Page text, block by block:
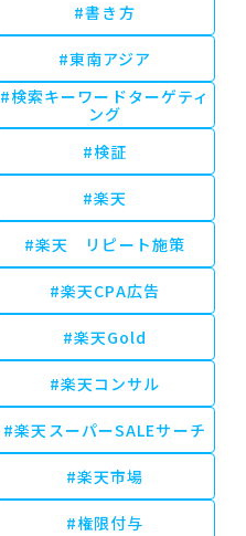
#書き方
#東南アジア
#検索キーワードターゲティ
ング
#検証
#楽天
#楽天 リピート施策
#楽天CPA広告
#楽天Gold
#楽天コンサル
#楽天スーパーSALEサーチ
#楽天市場
#権限付与